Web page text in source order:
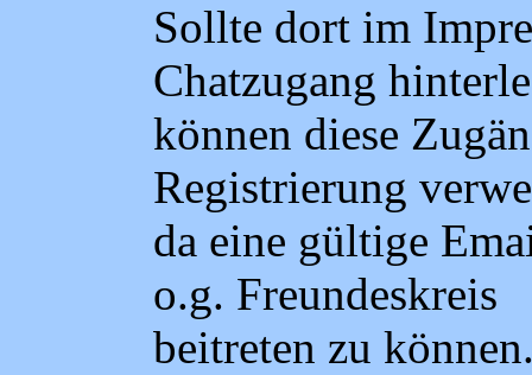
Sollte dort im
Chatzugang
können diese
Registrierung
da eine gültige
o.g. Freundeskreis
beitreten zu